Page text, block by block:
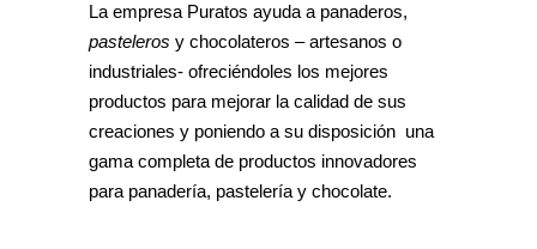
La empresa Puratos ayuda a panaderos,
pasteleros y chocolateros – artesanos o
industriales- ofreciéndoles los mejores
productos para mejorar la calidad de sus
creaciones y poniendo a su disposición una
gama completa de productos innovadores
para panadería, pastelería y chocolate.